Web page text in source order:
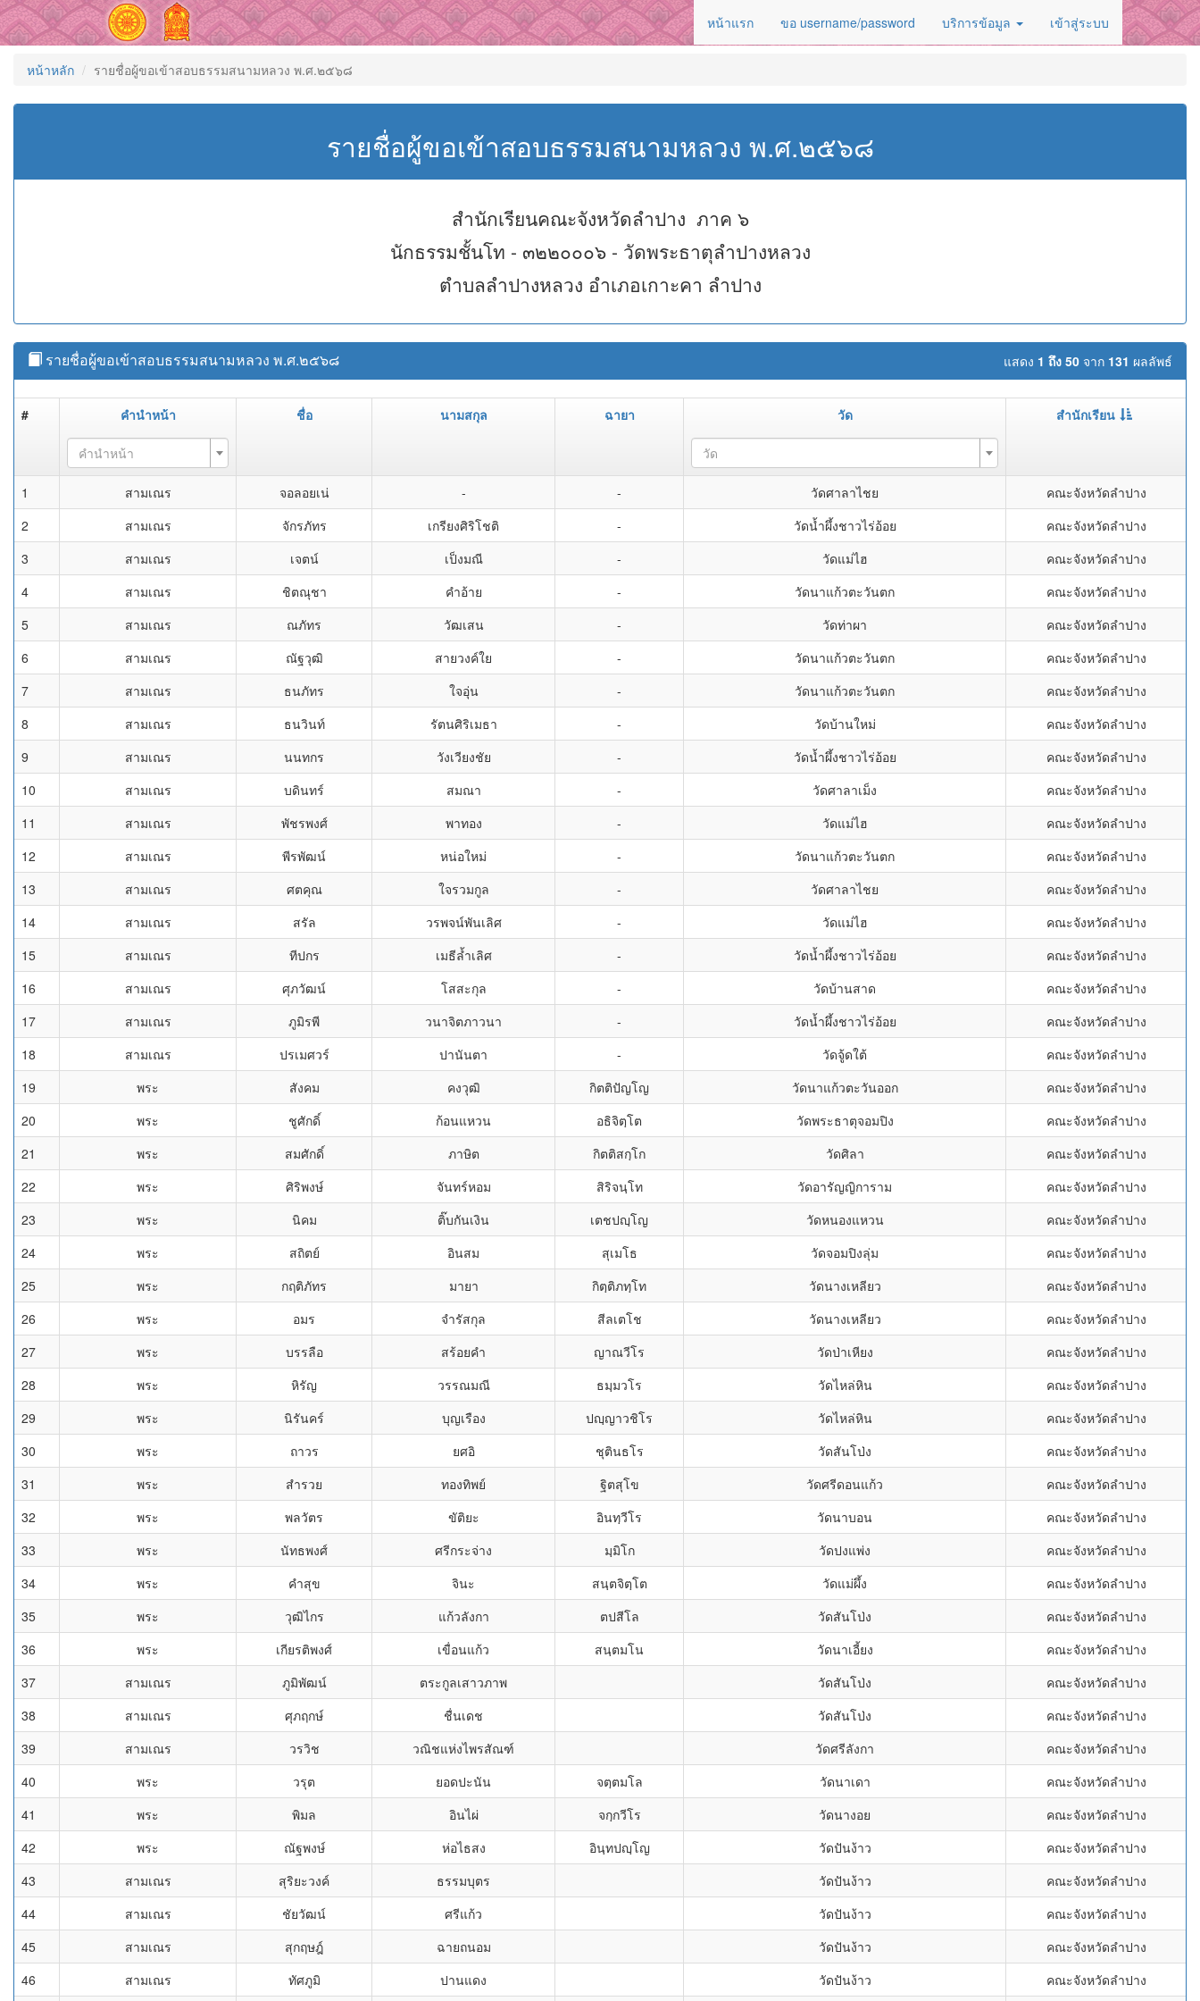
หน้าแรก ขอ username/password บริการข้อมูล เข้าสู่ระบบ
หน้าหลัก รายชื่อผู้ขอเข้าสอบธรรมสนามหลวง พ.ศ.๒๕๖๘
รายชื่อผู้ขอเข้าสอบธรรมสนามหลวง พ.ศ.๒๕๖๘
สำนักเรียนคณะจังหวัดลำปาง ภาค ๖
นักธรรมชั้นโท - ๓๒๒๐๐๐๖ - วัดพระธาตุลำปางหลวง
ตำบลลำปางหลวง อำเภอเกาะคา ลำปาง
แสดง 1 ถึง 50 จาก 131 ผลลัพธ์
รายชื่อผู้ขอเข้าสอบธรรมสนามหลวง พ.ศ.๒๕๖๘
# คำนำหน้า ชื่อ นามสกุล ฉายา วัด สำนักเรียน
คำนำหน้า วัด
1 สามเณร จอลอยเน่ - - วัดศาลาไชย
คณะจังหวัดลำปาง
2
สามเณร จักรภัทร เกรียงศิริโชติ - วัดน้ำผึ้งชาวไร่อ้อย
คณะจังหวัดลำปาง
3
สามเณร เจตน์ เป็งมณี - วัดแม่ไฮ
คณะจังหวัดลำปาง
4
สามเณร ชิตณุชา คำอ้าย - วัดนาแก้วตะวันตก
คณะจังหวัดลำปาง
5
สามเณร ณภัทร วัฒเสน - วัดท่าผา
คณะจังหวัดลำปาง
6
สามเณร ณัฐวุฒิ สายวงค์ใย - วัดนาแก้วตะวันตก
คณะจังหวัดลำปาง
7
สามเณร ธนภัทร ใจอุ่น - วัดนาแก้วตะวันตก
คณะจังหวัดลำปาง
8
สามเณร ธนวินท์ รัตนศิริเมธา - วัดบ้านใหม่
คณะจังหวัดลำปาง
9
สามเณร นนทกร วังเวียงชัย - วัดน้ำผึ้งชาวไร่อ้อย
คณะจังหวัดลำปาง
10
สามเณร บดินทร์ สมณา - วัดศาลาเม็ง
คณะจังหวัดลำปาง
11
สามเณร พัชรพงศ์ พาทอง - วัดแม่ไฮ
คณะจังหวัดลำปาง
12
สามเณร พีรพัฒน์ หน่อใหม่ - วัดนาแก้วตะวันตก
คณะจังหวัดลำปาง
13
สามเณร ศตคุณ ใจรวมกูล - วัดศาลาไชย
คณะจังหวัดลำปาง
14
สามเณร สรัล วรพจน์พันเลิศ - วัดแม่ไฮ
คณะจังหวัดลำปาง
15
สามเณร ทีปกร เมธีล้ำเลิศ - วัดน้ำผึ้งชาวไร่อ้อย
คณะจังหวัดลำปาง
16
สามเณร ศุภวัฒน์ โสสะกุล - วัดบ้านสาด
คณะจังหวัดลำปาง
17
สามเณร ภูมิรพี วนาจิตภาวนา - วัดน้ำผึ้งชาวไร่อ้อย
คณะจังหวัดลำปาง
18
สามเณร ปรเมศวร์ ปานันตา - วัดจู้ดใต้
คณะจังหวัดลำปาง
19
พระ สังคม คงวุฒิ กิตติปัญโญ วัดนาแก้วตะวันออก
คณะจังหวัดลำปาง
20
พระ ชูศักดิ์ ก้อนแหวน อธิจิตฺโต วัดพระธาตุจอมปิง
คณะจังหวัดลำปาง
21
พระ สมศักดิ์ ภาษิต กิตติสกฺโก วัดศิลา
คณะจังหวัดลำปาง
22
พระ ศิริพงษ์ จันทร์หอม สิริจนฺโท วัดอารัญญิการาม
คณะจังหวัดลำปาง
23
พระ นิคม ติ๊บกันเงิน เตชปญฺโญ วัดหนองแหวน
คณะจังหวัดลำปาง
24
พระ สถิตย์ อินสม สุเมโธ วัดจอมปิงลุ่ม
คณะจังหวัดลำปาง
25
พระ กฤติภัทร มายา กิตฺติภทฺโท วัดนางเหลียว
คณะจังหวัดลำปาง
26
พระ อมร จำรัสกุล สีลเตโช วัดนางเหลียว
คณะจังหวัดลำปาง
27
พระ บรรลือ สร้อยคำ ญาณวีโร วัดป่าเหียง
คณะจังหวัดลำปาง
28
พระ หิรัญ วรรณมณี ธมฺมวโร วัดไหล่หิน
คณะจังหวัดลำปาง
29
พระ นิรันคร์ บุญเรือง ปญฺญาวชิโร วัดไหล่หิน
คณะจังหวัดลำปาง
30
พระ ถาวร ยศอิ ชุตินธโร วัดสันโป่ง
คณะจังหวัดลำปาง
31
พระ สำรวย ทองทิพย์ ฐิตสุโข วัดศรีดอนแก้ว
คณะจังหวัดลำปาง
32
พระ พลวัตร ขัติยะ อินทฺวีโร วัดนาบอน
คณะจังหวัดลำปาง
33
พระ นัทธพงศ์ ศรีกระจ่าง มฺมิโก วัดปงแพ่ง
คณะจังหวัดลำปาง
34
พระ คำสุข จินะ สนฺตจิตฺโต วัดแม่ผึ้ง
คณะจังหวัดลำปาง
35
พระ วุฒิไกร แก้วลังกา ตปสีโล วัดสันโป่ง
คณะจังหวัดลำปาง
36
พระ เกียรติพงศ์ เขื่อนแก้ว สนฺตมโน วัดนาเอี้ยง
คณะจังหวัดลำปาง
37
สามเณร ภูมิพัฒน์ ตระกูลเสาวภาพ วัดสันโป่ง
คณะจังหวัดลำปาง
38
สามเณร ศุภฤกษ์ ชื่นเดช วัดสันโป่ง
คณะจังหวัดลำปาง
39
สามเณร วรวิช วณิชแห่งไพรสัณฑ์ วัดศรีลังกา
คณะจังหวัดลำปาง
40
พระ วรุต ยอดปะนัน จตฺตมโล วัดนาเดา
คณะจังหวัดลำปาง
41
พระ พิมล อินไผ่ จกฺกวีโร วัดนางอย
คณะจังหวัดลำปาง
42
พระ ณัฐพงษ์ ห่อไธสง อินฺทปญฺโญ วัดปันง้าว
คณะจังหวัดลำปาง
43
สามเณร สุริยะวงค์ ธรรมบุตร วัดปันง้าว
คณะจังหวัดลำปาง
44
สามเณร ชัยวัฒน์ ศรีแก้ว วัดปันง้าว
คณะจังหวัดลำปาง
45
สามเณร สุกฤษฎ์ ฉายถนอม วัดปันง้าว
คณะจังหวัดลำปาง
46
สามเณร ทัศภูมิ ปานแดง วัดปันง้าว คณะจังหวัดลำปาง